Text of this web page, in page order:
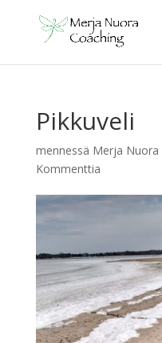
Pikkuveli
mennessä Merja Nuora
Kommenttia